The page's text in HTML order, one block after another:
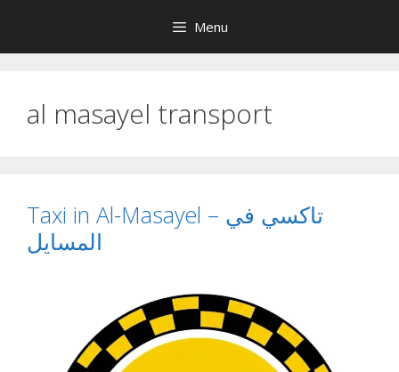
content
Menu
al masayel transport
Taxi in Al-Masayel – تاكسي في
المسايل